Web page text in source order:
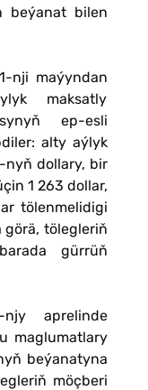
beýanat bilen
nji maýyndan
maksatly
ep-esli
alty aýlyk
nyň dollary, bir
1 263 dollar,
tölenmelidigi
görä, tölegleriň
gürrüň
aprelinde
maglumatlary
beýanatyna
möçberi